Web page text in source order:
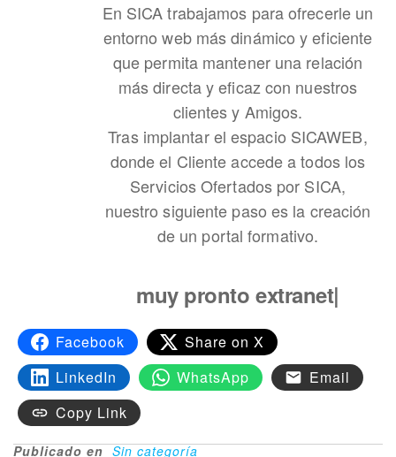
En SICA trabajamos para ofrecerle un
entorno web más dinámico y eficiente
que permita mantener una relación
más directa y eficaz con nuestros
clientes y Amigos.
Tras implantar el espacio SICAWEB,
donde el Cliente accede a todos los
Servicios Ofertados por SICA,
nuestro siguiente paso es la creación
de un portal formativo.
muy pronto extranet|
Facebook
Share on X
LinkedIn
WhatsApp
Email
Copy Link
Publicado en Sin categoría